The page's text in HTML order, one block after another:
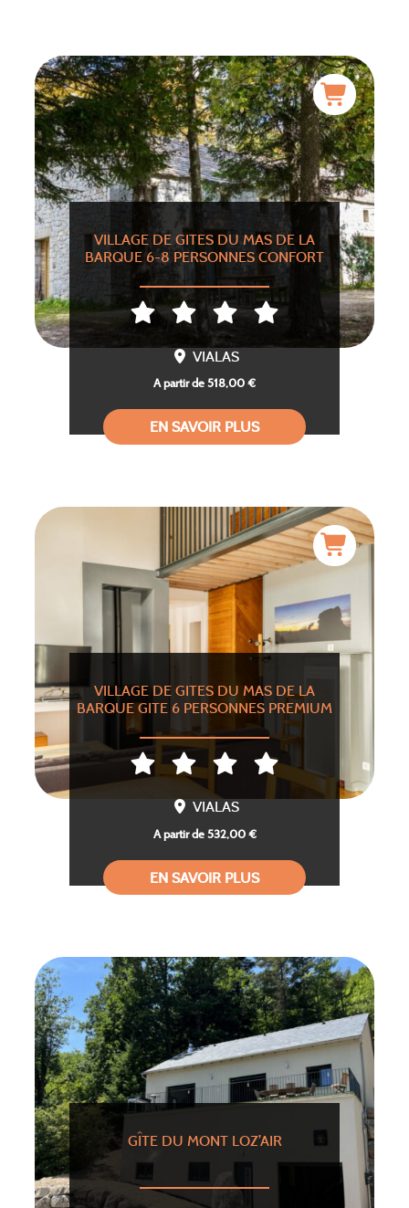
VILLAGE DE GITES DU MAS DE LA
BARQUE 6-8 PERSONNES CONFORT
VIALAS
A partir de 518,00 €
EN SAVOIR PLUS
VILLAGE DE GITES DU MAS DE LA
BARQUE GITE 6 PERSONNES PREMIUM
VIALAS
A partir de 532,00 €
EN SAVOIR PLUS
GÎTE DU MONT LOZ’AIR